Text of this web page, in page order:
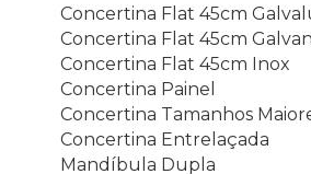
Concertina Flat 45cm
Concertina Flat 45cm
Concertina Flat 45cm Inox
Concertina Painel
Concertina Tamanhos
Concertina Entrelaçada
Mandíbula Dupla